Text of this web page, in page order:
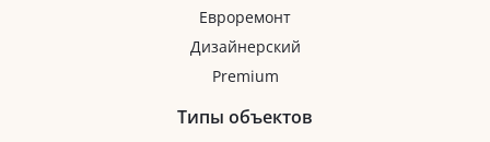
Евроремонт
Дизайнерский
Premium
Типы объектов